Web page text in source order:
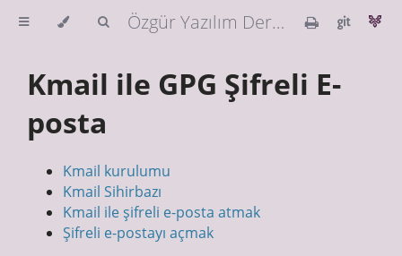
Özgür Yazılım Derneği Güvenlik Rehberi
Kmail ile GPG Şifreli E-
posta
Kmail kurulumu
Kmail Sihirbazı
Kmail ile şifreli e-posta atmak
Şifreli e-postayı açmak